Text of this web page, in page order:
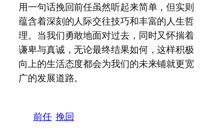
用一句话挽回前任虽然听起来简单，但实则
蕴含着深刻的人际交往技巧和丰富的人生哲
理。当我们勇敢地面对过去，同时又怀揣着
谦卑与真诚，无论最终结果如何，这样积极
向上的生活态度都会为我们的未来铺就更宽
广的发展道路。
前任 挽回